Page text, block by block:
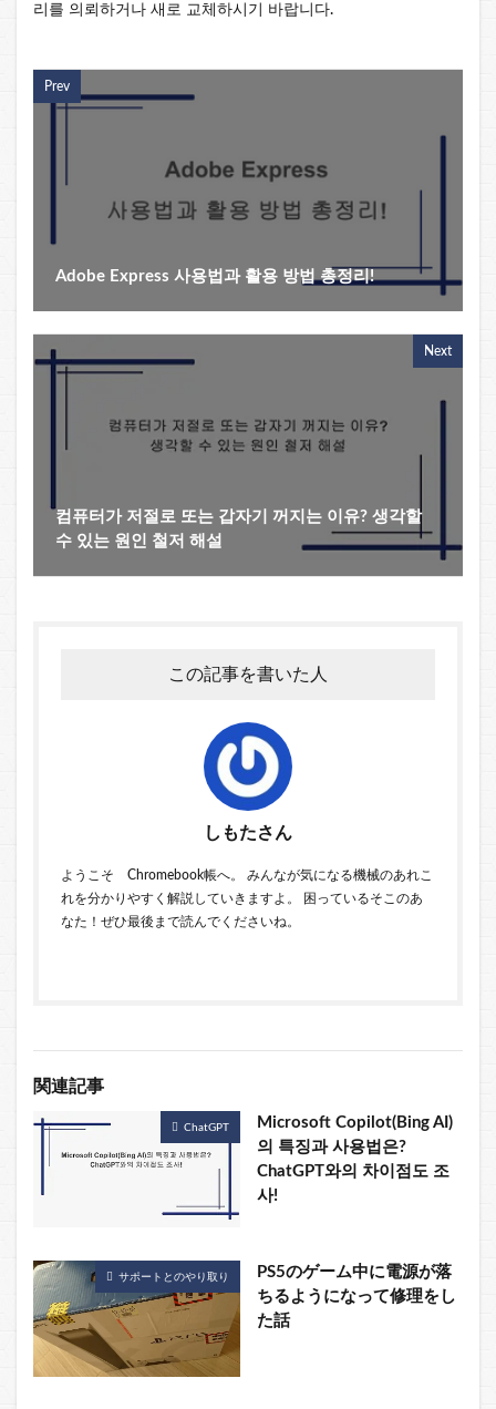
리를 의뢰하거나 새로 교체하시기 바랍니다.
Prev
Adobe Express 사용법과 활용 방법 총정리!
Next
컴퓨터가 저절로 또는 갑자기 꺼지는 이유? 생각할
수 있는 원인 철저 해설
この記事を書いた人
しもたさん
ようこそ Chromebook帳へ。 みんなが気になる機械のあれこ
れを分かりやすく解説していきますよ。 困っているそこのあ
なた！ぜひ最後まで読んでくださいね。
関連記事
ChatGPT
Microsoft Copilot(Bing AI)
의 특징과 사용법은?
ChatGPT와의 차이점도 조
사!
サポートとのやり取り
PS5のゲーム中に電源が落
ちるようになって修理をし
た話